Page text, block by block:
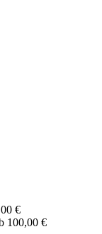
€
100,00 €